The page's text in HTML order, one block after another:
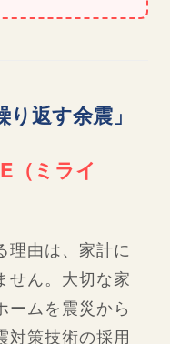
返す余震」
（ミライ
理由は、家計に
せん。大切な家
ームを震災から
対策技術の採用